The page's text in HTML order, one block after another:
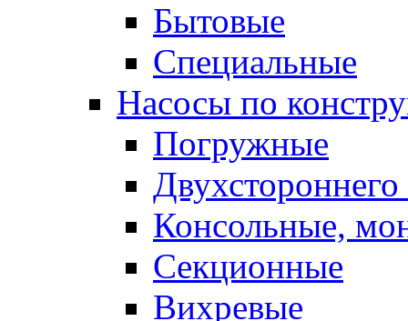
Бытовые
Специальные
Насосы по
Погружные
Двухстороннего
Консольные,
Секционные
Вихревые